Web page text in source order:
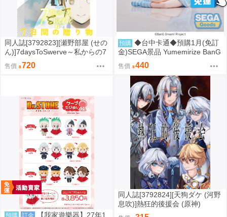
同人誌[3792823][瀬野部屋 (せの
ん)]7daysToSwerve～私からの7
日間の贈り物～#2 (性轉)
售價 720
預購 ◆台中卡通◆預購1月(免訂
金)SEGA景品 Yumemirize BanG
Dream Ave Mujica 豐川祥子
售價 440
預購 訂金 【我家遊樂器】27年1
同人誌[3792824][天狗ダケ (河野
息吹)]熱狂的後援会 (原神)